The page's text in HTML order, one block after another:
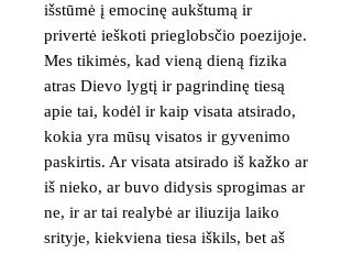
išstūmė į emocinę aukštumą ir
privertė ieškoti prieglobsčio poezijoje.
Mes tikimės, kad vieną dieną fizika
atras Dievo lygtį ir pagrindinę tiesą
apie tai, kodėl ir kaip visata atsirado,
kokia yra mūsų visatos ir gyvenimo
paskirtis. Ar visata atsirado iš kažko ar
iš nieko, ar buvo didysis sprogimas ar
ne, ir ar tai realybė ar iliuzija laiko
srityje, kiekviena tiesa iškils, bet aš